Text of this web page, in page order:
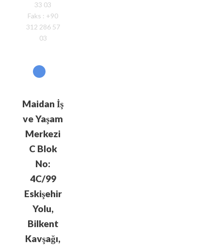
33 03
Faks : +90
312 286 57
03
Maidan İş
ve Yaşam
Merkezi
C Blok
No:
4C/99
Eskişehir
Yolu,
Bilkent
Kavşağı,